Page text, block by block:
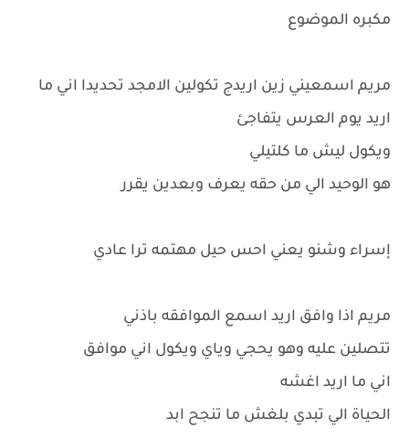
مكبره الموضوع
مريم اسمعيني زين اريدج تكولين الامجد تحديدا اني ما
اريد يوم العرس يتفاجئ
ويكول ليش ما كلتيلي
هو الوحيد الي من حقه يعرف وبعدين يقرر
إسراء وشنو يعني احس حيل مهتمه ترا عادي
مريم اذا وافق اريد اسمع الموافقه باذني
تتصلين عليه وهو يحجي وياي ويكول اني موافق
اني ما اريد اغشه
الحياة الي تبدي بلغش ما تنجح ابد